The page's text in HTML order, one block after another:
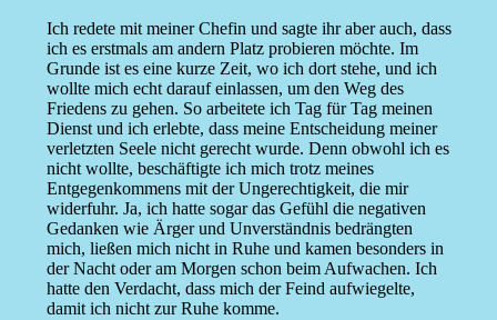
Ich redete mit meiner Chefin und sagte ihr aber auch, dass
ich es erstmals am andern Platz probieren möchte. Im
Grunde ist es eine kurze Zeit, wo ich dort stehe, und ich
wollte mich echt darauf einlassen, um den Weg des
Friedens zu gehen. So arbeitete ich Tag für Tag meinen
Dienst und ich erlebte, dass meine Entscheidung meiner
verletzten Seele nicht gerecht wurde. Denn obwohl ich es
nicht wollte, beschäftigte ich mich trotz meines
Entgegenkommens mit der Ungerechtigkeit, die mir
widerfuhr. Ja, ich hatte sogar das Gefühl die negativen
Gedanken wie Ärger und Unverständnis bedrängten
mich, ließen mich nicht in Ruhe und kamen besonders in
der Nacht oder am Morgen schon beim Aufwachen. Ich
hatte den Verdacht, dass mich der Feind aufwiegelte,
damit ich nicht zur Ruhe komme.